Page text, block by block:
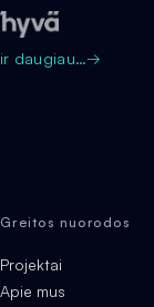
ir daugiau…→
Greitos nuorodos
Projektai
Apie mus